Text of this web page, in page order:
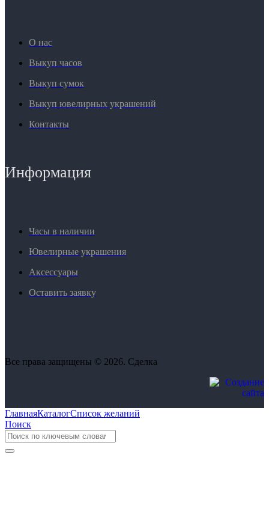
О нас
Выкуп часов
Выкуп сумок
Выкуп ювелирных украшений
Контакты
Информация
Часы в наличии
Ювелирные украшения
Аксессуары
Оставить заявку
Все права защищены © 2026. Сделка
ГлавнаяКаталогСписок желаний
Поиск